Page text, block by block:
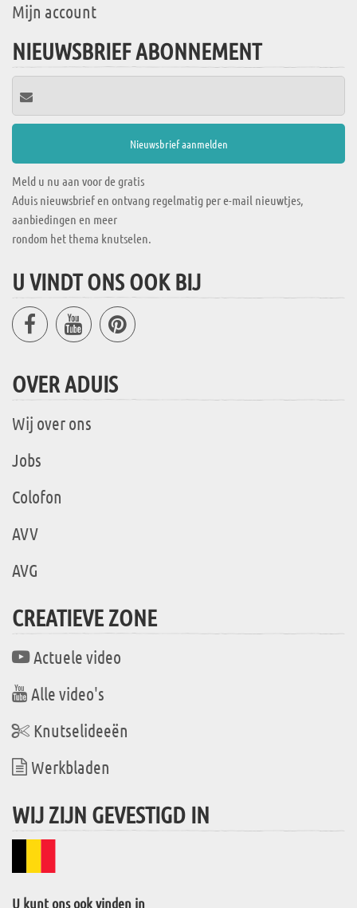
Mijn account
NIEUWSBRIEF ABONNEMENT
Meld u nu aan voor de gratis
Aduis nieuwsbrief en ontvang regelmatig per e-mail nieuwtjes,
aanbiedingen en meer
rondom het thema knutselen.
U VINDT ONS OOK BIJ
OVER ADUIS
Wij over ons
Jobs
Colofon
AVV
AVG
CREATIEVE ZONE
Actuele video
Alle video's
Knutselideeën
Werkbladen
WIJ ZIJN GEVESTIGD IN
U kunt ons ook vinden in